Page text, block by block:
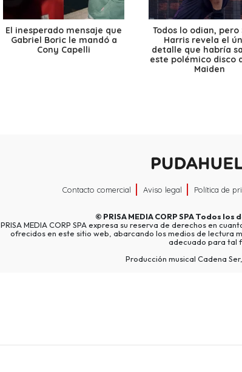
El inesperado mensaje que
Gabriel Boric le mandó a
Cony Capelli
Todos lo odian, pero
Harris revela el
detalle que habría
este polémico disco
Maiden
Contacto comercial Aviso legal Política de
© PRISA MEDIA CORP SPATodos los
PRISA MEDIA CORP SPA expresa su reserva de derechos en
ofrecidos en este sitio web, abarcando los medios de lectura
adecuado para tal
Producción musical Cadena